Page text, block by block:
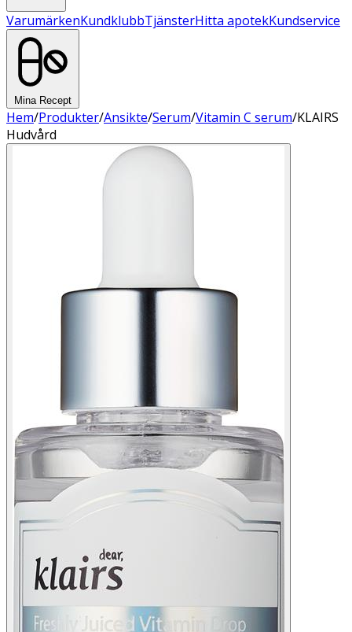
VarumärkenKundklubbTjänsterHitta apotekKundservice
Mina Recept
Hem/Produkter/Ansikte/Serum/Vitamin C serum/KLAIRS
Hudvård